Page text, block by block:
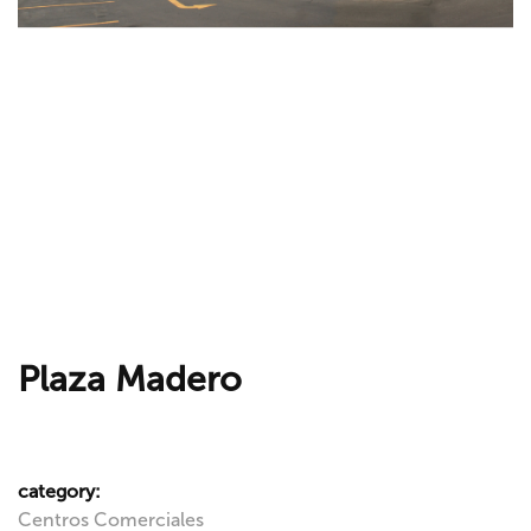
Plaza Madero
category:
Centros Comerciales